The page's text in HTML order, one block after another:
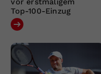
vor erstmaligem
Top-100-Einzug